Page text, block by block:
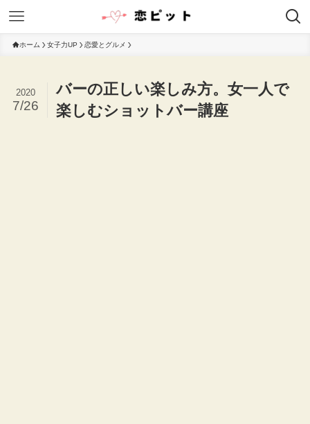
ホーム 女子力UP 恋愛とグルメ
バーの正しい楽しみ方。女一人で
楽しむショットバー講座
2020
7/26